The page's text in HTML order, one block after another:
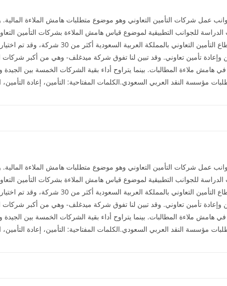
عمل شركات التأمين التعاوني وهو موضوع متطلبات هامش الملاءة
للجوانب التطبيقية لموضوع قياس هامش الملاءة بشركات التأمين
تأمين تعاوني. وقد تبين لنا تفوق شركة ميدغلف- وهي من أكبر
هامش ملاءة المطالبات. بينما يتراوح أداء بقية الشركات الخمسة بين
مؤسسة النقد العربي السعودي.الكلمات المفتاحية: التأمين، إعادة التأمين،
عمل شركات التأمين التعاوني وهو موضوع متطلبات هامش الملاءة
للجوانب التطبيقية لموضوع قياس هامش الملاءة بشركات التأمين
تأمين تعاوني. وقد تبين لنا تفوق شركة ميدغلف- وهي من أكبر
هامش ملاءة المطالبات. بينما يتراوح أداء بقية الشركات الخمسة بين
مؤسسة النقد العربي السعودي.الكلمات المفتاحية: التأمين، إعادة التأمين،